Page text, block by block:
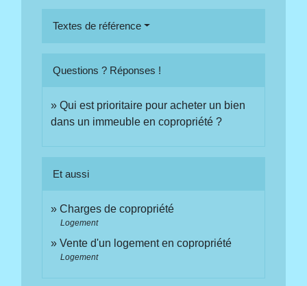
Textes de référence
Questions ? Réponses !
Qui est prioritaire pour acheter un bien
dans un immeuble en copropriété ?
Et aussi
Charges de copropriété
Logement
Vente d'un logement en copropriété
Logement